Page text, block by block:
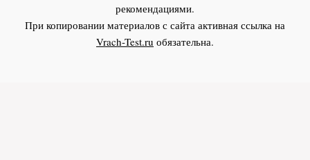
рекомендациями.
При копировании материалов с сайта активная ссылка на
Vrach-Test.ru обязательна.